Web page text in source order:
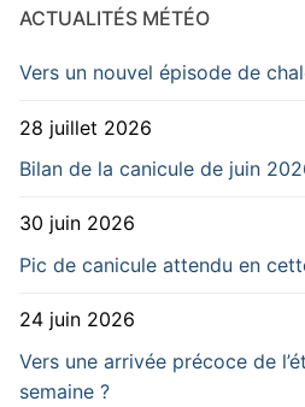
ACTUALITÉS MÉTÉO
Vers un nouvel épisode de
28 juillet 2026
Bilan de la canicule de juin
30 juin 2026
Pic de canicule attendu en
24 juin 2026
Vers une arrivée précoce de
semaine ?